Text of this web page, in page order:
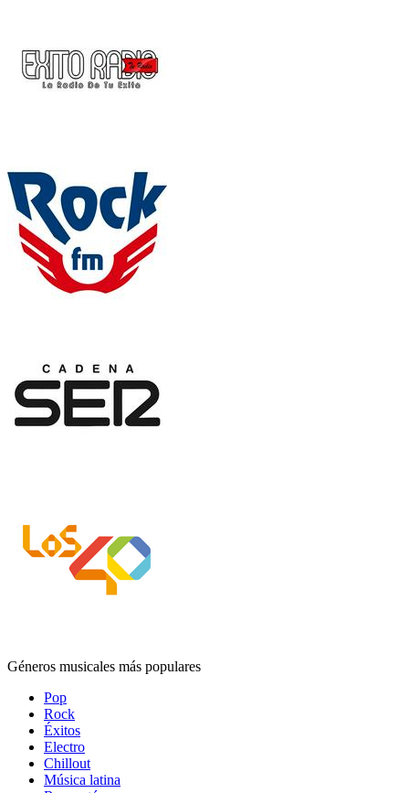
Géneros musicales más populares
Pop
Rock
Éxitos
Electro
Chillout
Música latina